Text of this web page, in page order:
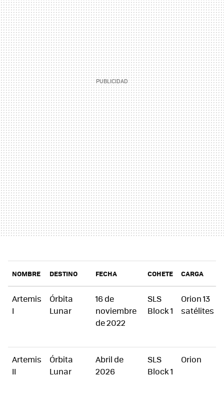
NOMBRE DESTINO FECHA COHETE CARGA
Artemis
I
Órbita
Lunar
16 de
noviembre
de 2022
SLS
Block 1
Orion 13
satélites
Artemis
II
Órbita
Lunar
Abril de
2026
SLS
Block 1
Orion